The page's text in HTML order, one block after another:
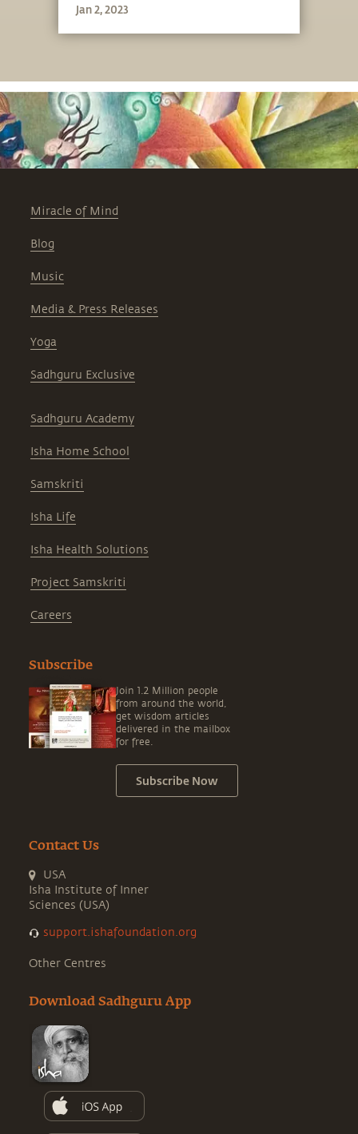
వివరిస్తున్నారు.
Jan 2, 2023
Miracle of Mind
Blog
Music
Media & Press Releases
Yoga
Sadhguru Exclusive
Sadhguru Academy
Isha Home School
Samskriti
Isha Life
Isha Health Solutions
Project Samskriti
Careers
Subscribe
Join 1.2 Million people
from around the world,
get wisdom articles
delivered in the mailbox
for free.
Subscribe Now
Contact Us
USA
Isha Institute of Inner
Sciences (USA)
support.ishafoundation.org
Other Centres
Download Sadhguru App